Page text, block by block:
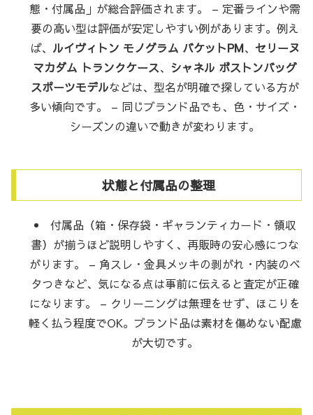
態・付属品」が総合評価されます。 – 定番ラインや需
要の高い型は評価が安定しやすい例があります。例え
ば、 ルイヴィトン モノグラム バケットPM、 セリーヌ
マカダム トランクケース、 シャネル ボストンバッグ
スポーツモデルなどは、型名が明確で探している方が
多い傾向です。 – 同じブランド品でも、色・サイズ・
シーズンの違いで動きが変わります。
状態と付属品の整理
付属品（箱・保存袋・ギャランティカード・領収
書）が揃うほど説明しやすく、再販時の安心感につな
がります。 – 角スレ・金具メッキの剥がれ・内装のベ
タつきなど、気になる点は事前に伝えると査定が正確
になります。 – クリーニングは無理をせず、ほこりを
軽く払う程度でOK。ブランド品は素材を傷めない配慮
が大切です。